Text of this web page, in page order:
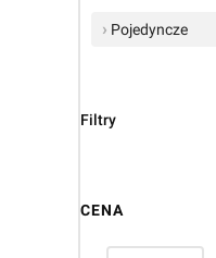
Pojedyncze
Filtry
CENA